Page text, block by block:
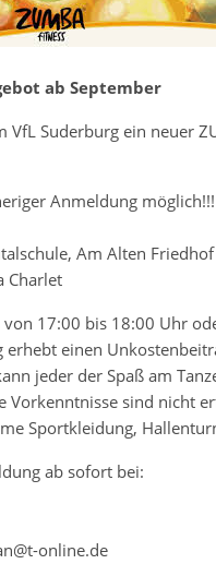
ab September
VfL Suderburg ein neuer
Anmeldung
Am Alten
Charlet
von 17:00 bis 18:00 Uhr
erhebt einen
jeder der Spaß am
Vorkenntnisse sind nicht
Sportkleidung,
ab sofort bei:
online.de